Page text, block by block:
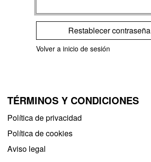
Restablecer contraseña
Volver a inicio de sesión
TÉRMINOS Y CONDICIONES
Política de privacidad​
Política de cookies
Aviso legal